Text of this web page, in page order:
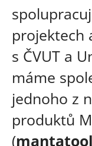
projektech
s ČVUT a
máme
jednoho z
produktů
(